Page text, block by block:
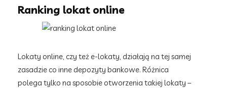
Ranking lokat online
Lokaty online, czy też e-lokaty, działają na tej samej
zasadzie co inne depozyty bankowe. Różnica
polega tylko na sposobie otworzenia takiej lokaty –